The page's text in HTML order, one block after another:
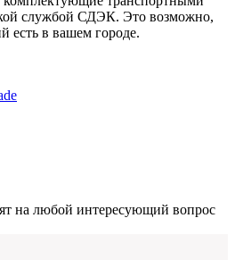
службой СДЭК. Это возможно,
есть в вашем городе.
на любой интересующий вопрос